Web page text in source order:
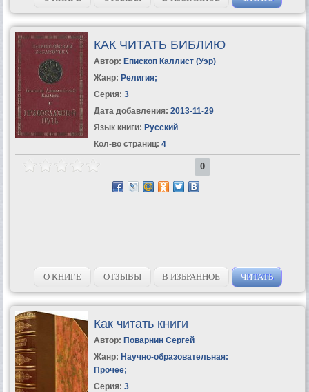
КАК ЧИТАТЬ БИБЛИЮ
Автор: Епископ Каллист (Уэр)
Жанр: Религия;
Серия: 3
Дата добавления: 2013-11-29
Язык книги: Русский
Кол-во страниц: 4
0
О КНИГЕ ОТЗЫВЫ В ИЗБРАННОЕ ЧИТАТЬ
Как читать книги
Автор: Поварнин Сергей
Жанр: Научно-образовательная:
Прочее;
Серия: 3